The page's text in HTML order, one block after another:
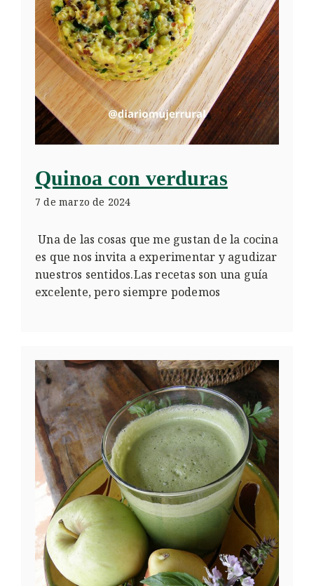
Quinoa con verduras
7 de marzo de 2024
Una de las cosas que me gustan de la cocina
es que nos invita a experimentar y agudizar
nuestros sentidos.Las recetas son una guía
excelente, pero siempre podemos